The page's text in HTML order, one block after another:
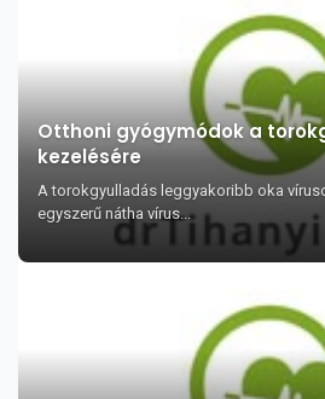
Otthoni gyógymódok a
kezelésére
A torokgyulladás leggyakoribb oka
egyszerű nátha vírus...